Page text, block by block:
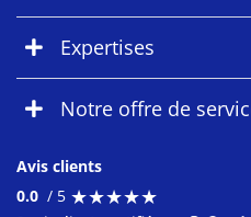
Expertises
Notre offre de
Avis clients
0.0 / 5 ★★★★★
★★★★★